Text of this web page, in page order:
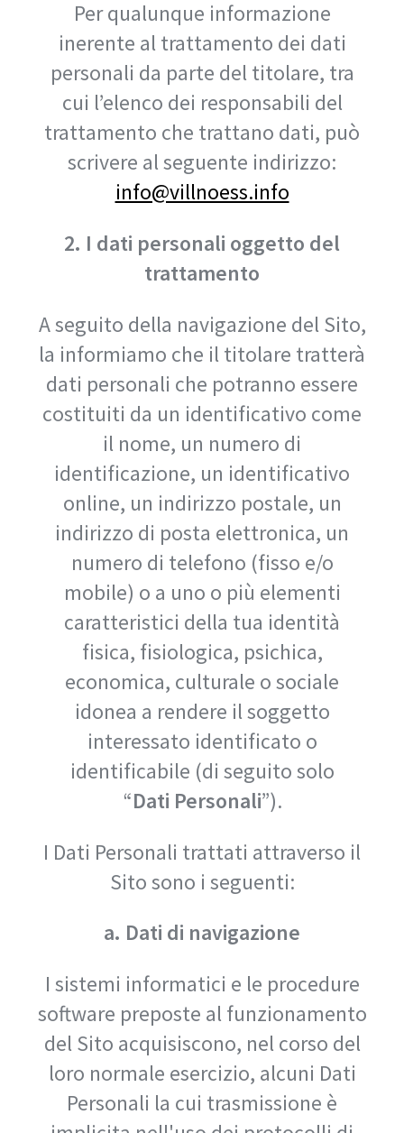
Per qualunque informazione
inerente al trattamento dei dati
personali da parte del titolare, tra
cui l’elenco dei responsabili del
trattamento che trattano dati, può
scrivere al seguente indirizzo:
info@villnoess.info
2. I dati personali oggetto del
trattamento
A seguito della navigazione del Sito,
la informiamo che il titolare tratterà
dati personali che potranno essere
costituiti da un identificativo come
il nome, un numero di
identificazione, un identificativo
online, un indirizzo postale, un
indirizzo di posta elettronica, un
numero di telefono (fisso e/o
mobile) o a uno o più elementi
caratteristici della tua identità
fisica, fisiologica, psichica,
economica, culturale o sociale
idonea a rendere il soggetto
interessato identificato o
identificabile (di seguito solo
“Dati Personali”).
I Dati Personali trattati attraverso il
Sito sono i seguenti:
a. Dati di navigazione
I sistemi informatici e le procedure
software preposte al funzionamento
del Sito acquisiscono, nel corso del
loro normale esercizio, alcuni Dati
Personali la cui trasmissione è